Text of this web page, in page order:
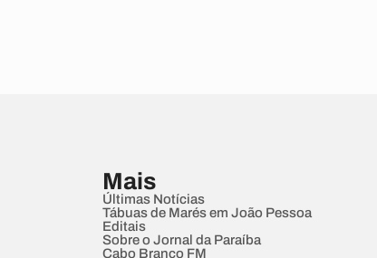
Mais
Últimas Notícias
Tábuas de Marés em João Pessoa
Editais
Sobre o Jornal da Paraíba
Cabo Branco FM